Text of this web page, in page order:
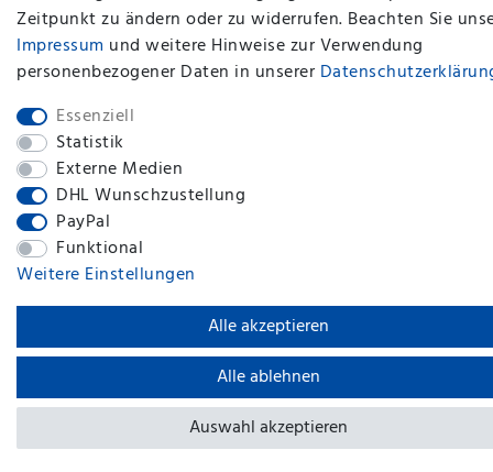
Zeitpunkt zu ändern oder zu widerrufen. Beachten Sie
Impressum und weitere Hinweise zur Verwendung
personenbezogener Daten in unserer
Essenziell
Statistik
Externe Medien
DHL Wunschzustellung
PayPal
Funktional
Weitere Einstellungen
Alle akzeptieren
Alle ablehnen
Auswahl akzeptieren